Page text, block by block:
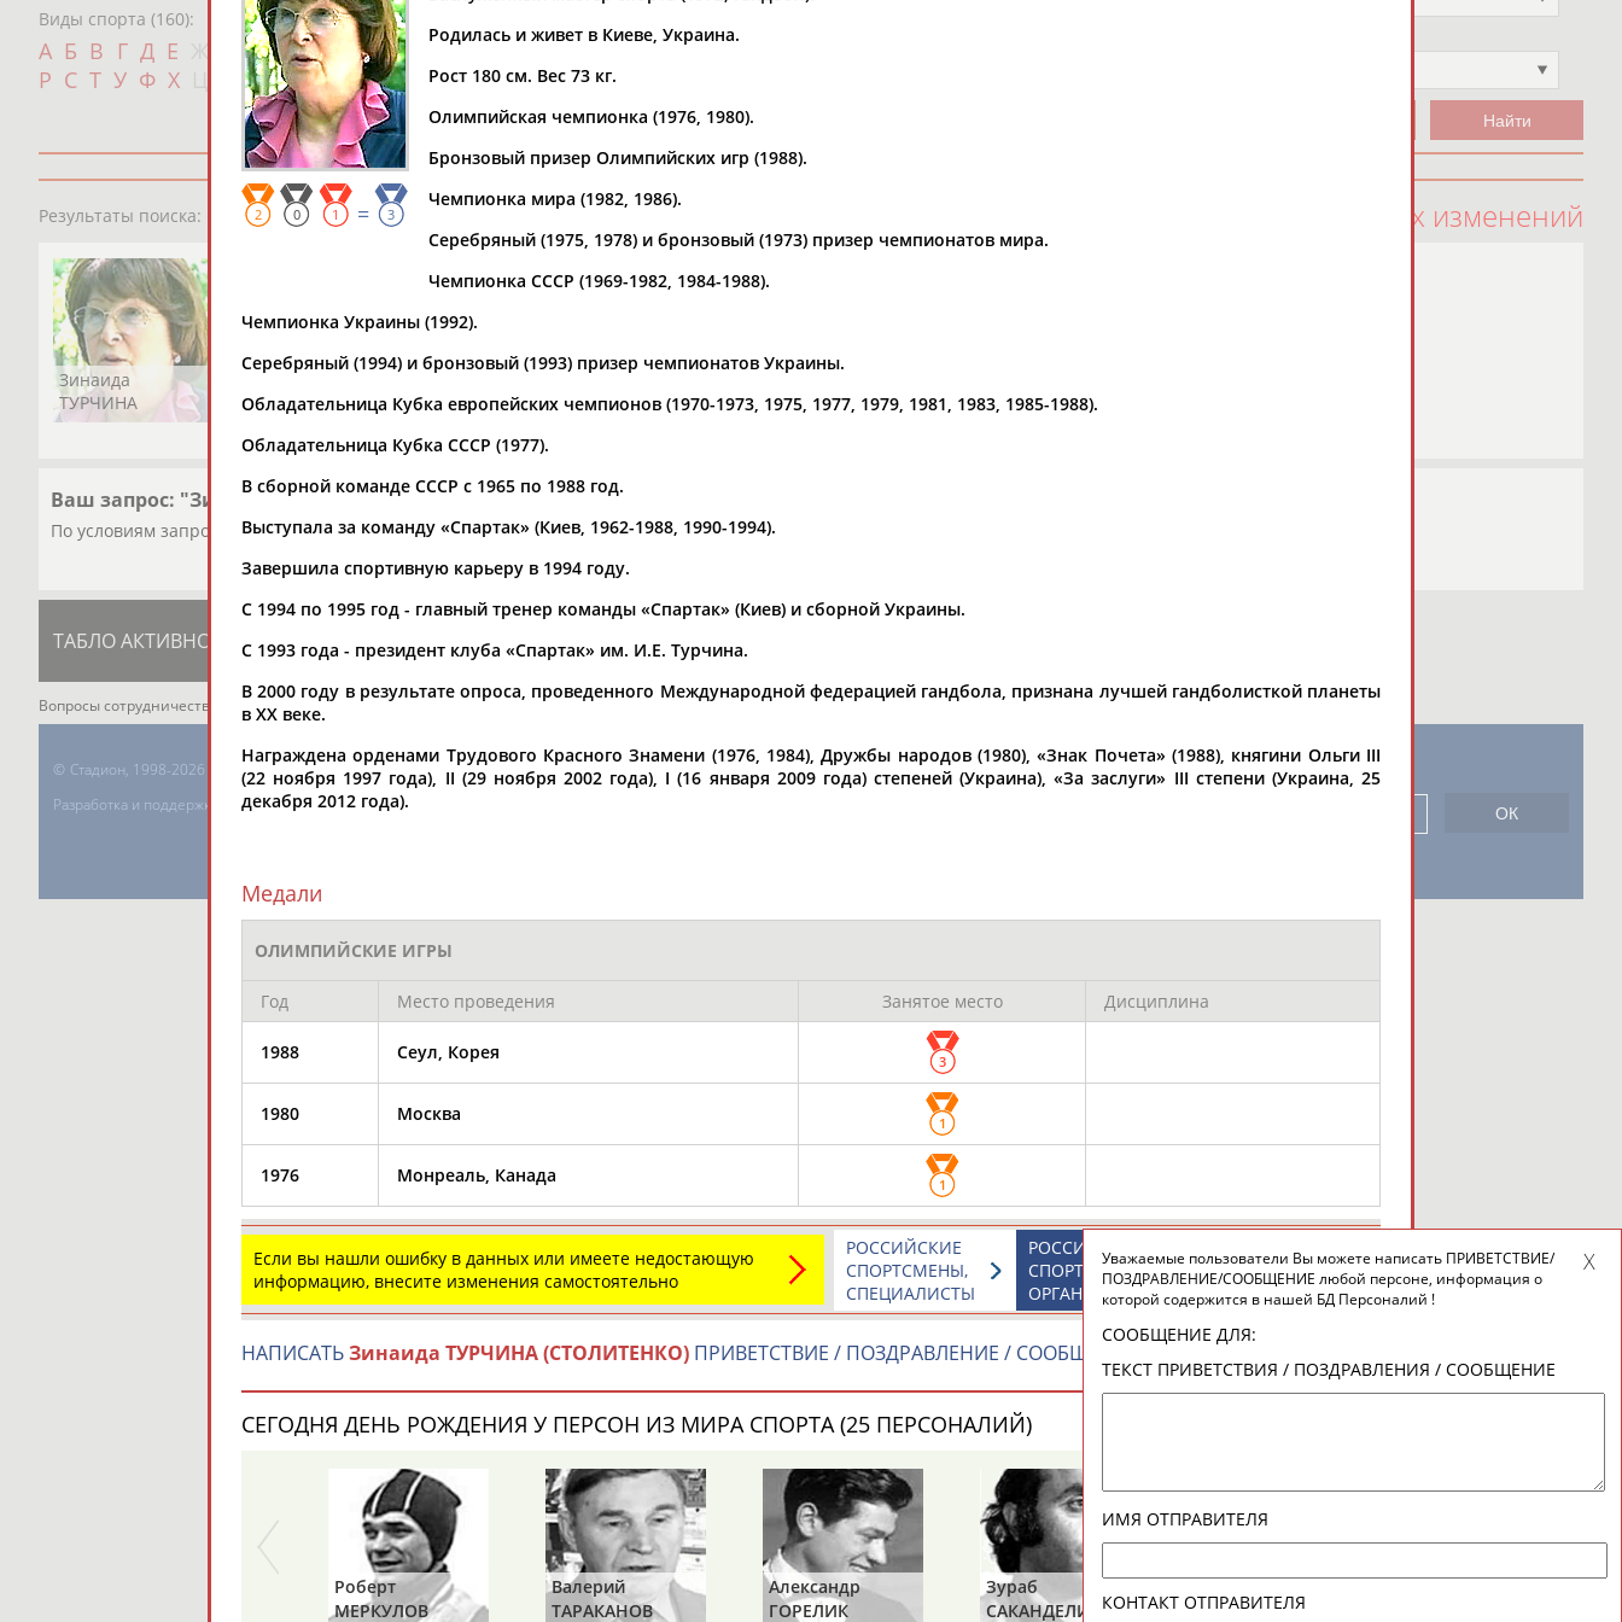
Виды спорта (160):
А Б В Г Д Е И К Л М Н О
П
Р С Т У Ф Х Ш Щ Э Ю Я
Дата рождения
с
чч мм
Результаты поиска: персона 100 последних изменений
Зинаида
ТУРЧИНА
Ваш запрос: "Зинаида ТУРЧИНА (СТОЛИТЕНКО)"
По условиям запроса публикаций нет
ТАБЛО АКТИВНОСТИ ЦЕЛИ ПРОЕКТА КОНТАКТЫ НАШИ КНОПКИ
Вопросы сотрудничества и совместной деятельности inform@infosport.ru
© Стадион, 1998-2026
Разработка и поддержка ООО НАИТ «Стадион»
Адресов в новостной рассылке: 996
2 0 1 = 3
Родилась и живет в Киеве, Украина.
Рост 180 см. Вес 73 кг.
Олимпийская чемпионка (1976, 1980).
Бронзовый призер Олимпийских игр (1988).
Чемпионка мира (1982, 1986).
Серебряный (1975, 1978) и бронзовый (1973) призер чемпионатов мира.
Чемпионка СССР (1969-1982, 1984-1988).
Чемпионка Украины (1992).
Серебряный (1994) и бронзовый (1993) призер чемпионатов Украины.
Обладательница Кубка европейских чемпионов (1970-1973, 1975, 1977, 1979, 1981, 1983, 1985-1988).
Обладательница Кубка СССР (1977).
В сборной команде СССР с 1965 по 1988 год.
Выступала за команду «Спартак» (Киев, 1962-1988, 1990-1994).
Завершила спортивную карьеру в 1994 году.
С 1994 по 1995 год - главный тренер команды «Спартак» (Киев) и сборной Украины.
С 1993 года - президент клуба «Спартак» им. И.Е. Турчина.
В 2000 году в результате опроса, проведенного Международной федерацией гандбола, признана лучшей гандболисткой планеты
в XX веке.
Награждена орденами Трудового Красного Знамени (1976, 1984), Дружбы народов (1980), «Знак Почета» (1988), княгини Ольги III
(22 ноября 1997 года), II (29 ноября 2002 года), I (16 января 2009 года) степеней (Украина), «За заслуги» III степени (Украина, 25
декабря 2012 года).
Медали
ОЛИМПИЙСКИЕ ИГРЫ
Год Место проведения Занятое место Дисциплина
1988 Сеул, Корея 3
1980 Москва 1
1976 Монреаль, Канада 1
Если вы нашли ошибку в данных или имеете недостающую
информацию, внесите изменения самостоятельно
НОВОСТИ И
КОММЕНТАРИИ
РОССИЙСКИЕ
СПОРТИВНЫЕ
ОРГАНИЗАЦИИ
РОССИЙСКИЕ
СПОРТСМЕНЫ,
СПЕЦИАЛИСТЫ
НАПИСАТЬЗинаида ТУРЧИНА (СТОЛИТЕНКО) ПРИВЕТСТВИЕ / ПОЗДРАВЛЕНИЕ / СООБЩЕНИЕ
СЕГОДНЯ ДЕНЬ РОЖДЕНИЯ У ПЕРСОН ИЗ МИРА СПОРТА (25 ПЕРСОНАЛИЙ)
Роберт
МЕРКУЛОВ
Валерий
ТАРАКАНОВ
Александр
ГОРЕЛИК
Зураб
САКАНДЕЛИДЗЕ
Ольга
КНЯЗЕВА
Ольга
Уважаемые пользователи Вы можете написать ПРИВЕТСТВИЕ/
ПОЗДРАВЛЕНИЕ/СООБЩЕНИЕ любой персоне, информация о
которой содержится в нашей БД Персоналий !
СООБЩЕНИЕ ДЛЯ:
ТЕКСТ ПРИВЕТСТВИЯ / ПОЗДРАВЛЕНИЯ / СООБЩЕНИЕ
ИМЯ ОТПРАВИТЕЛЯ
КОНТАКТ ОТПРАВИТЕЛЯ